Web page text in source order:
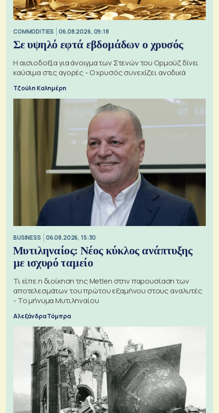
COMMODITIES 06.08.2026, 09:18
Σε υψηλό εφτά εβδομάδων ο χρυσός
Η αισιοδοξία για άνοιγμα των Στενών του Ορμούζ δίνει
καύσιμα στις αγορές - Ο χρυσός συνεχίζει ανοδικά
Τζούλη Καλημέρη
BUSINESS 06.08.2026, 15:30
Μυτιληναίος: Νέος κύκλος ανάπτυξης
με ισχυρό ταμείο
Τι είπε η διοίκηση της Metlen στην παρουσίαση των
αποτελεσμάτων του πρώτου εξαμήνου στους αναλυτές
- Το μήνυμα Μυτιληναίου
Αλεξάνδρα Τόμπρα